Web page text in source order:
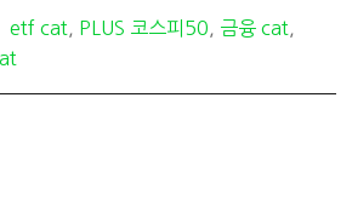
태
그
etf cat PLUS 코스피50 금융 cat